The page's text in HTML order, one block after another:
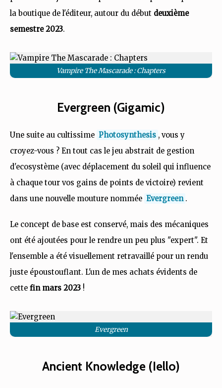
la boutique de l'éditeur, autour du début deuxième
semestre 2023.
Vampire The Mascarade : Chapters
Evergreen (Gigamic)
Une suite au cultissime Photosynthesis , vous y
croyez-vous ? En tout cas le jeu abstrait de gestion
d'ecosystème (avec déplacement du soleil qui influence
à chaque tour vos gains de points de victoire) revient
dans une nouvelle mouture nommée Evergreen .
Le concept de base est conservé, mais des mécaniques
ont été ajoutées pour le rendre un peu plus "expert". Et
l'ensemble a été visuellement retravaillé pour un rendu
juste époustouflant. L'un de mes achats évidents de
cette fin mars 2023 !
Evergreen
Ancient Knowledge (Iello)